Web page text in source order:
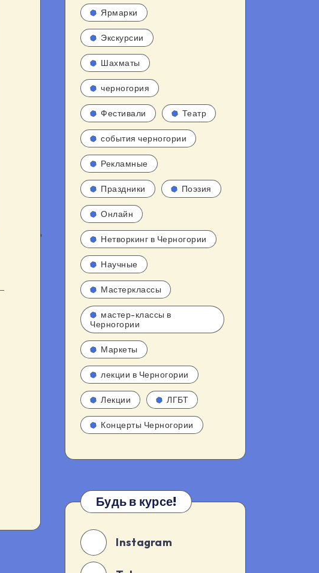
Ярмарки
Экскурсии
Шахматы
черногория
Фестивали Театр
события черногории
Рекламные
Праздники Поэзия
Онлайн
Нетворкинг в Черногории
Научные
Мастерклассы
мастер-классы в
Черногории
Маркеты
лекции в Черногории
Лекции ЛГБТ
Концерты Черногории
Будь в курсе!
Instagram